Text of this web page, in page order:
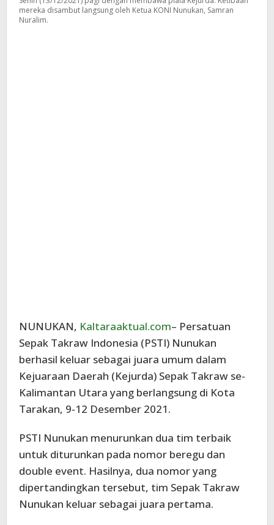
mereka disambut langsung oleh Ketua KONI Nunukan, Samran
Nuralim.
NUNUKAN, Kaltaraaktual.com– Persatuan
Sepak Takraw Indonesia (PSTI) Nunukan
berhasil keluar sebagai juara umum dalam
Kejuaraan Daerah (Kejurda) Sepak Takraw se-
Kalimantan Utara yang berlangsung di Kota
Tarakan, 9-12 Desember 2021.
PSTI Nunukan menurunkan dua tim terbaik
untuk diturunkan pada nomor beregu dan
double event. Hasilnya, dua nomor yang
dipertandingkan tersebut, tim Sepak Takraw
Nunukan keluar sebagai juara pertama.